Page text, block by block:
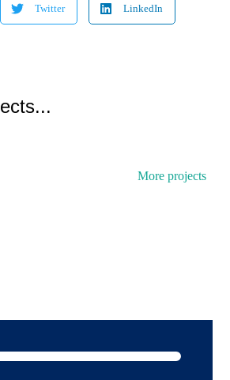
Twitter LinkedIn
More projects